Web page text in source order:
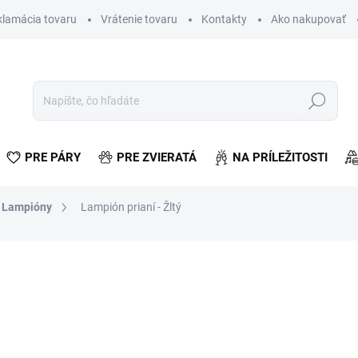
tovaru Vrátenie tovaru Kontakty Ako nakupovať
Hľadať
PRE PÁRY PRE ZVIERATÁ NA PRÍLEŽITOSTI
Lampióny Lampión prianí - Žltý